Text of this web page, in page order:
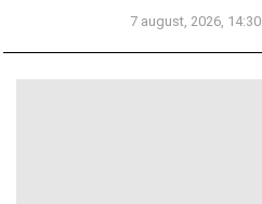
7 august, 2026, 14:30